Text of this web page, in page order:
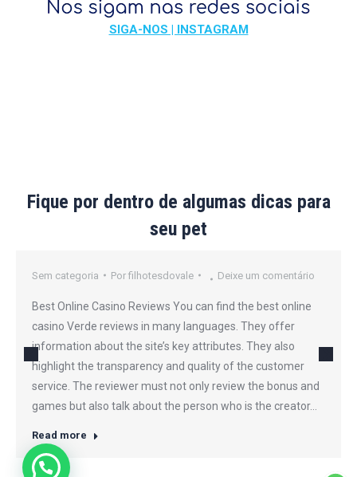
SIGA-NOS | INSTAGRAM
Fique por dentro de algumas dicas para
seu pet
Sem categoria Por filhotesdovale Deixe um comentário
Best Online Casino Reviews You can find the best online
casino Verde reviews in many languages. They offer
information about the site’s key attributes. They also
highlight the transparency and quality of the customer
service. The reviewer must not only review the bonus and
games but also talk about the person who is the creator…
Read more